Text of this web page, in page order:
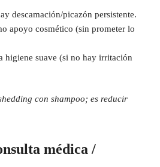
descamación/picazón persistente.
apoyo cosmético (sin prometer lo
higiene suave (si no hay irritación
con shampoo; es reducir
médica /